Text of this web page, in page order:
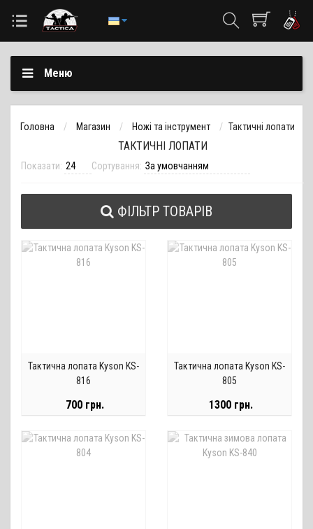
Меню
Головна Магазин Ножі та інструмент Тактичні лопати
ТАКТИЧНІ ЛОПАТИ
Показати: Сортування:
ФІЛЬТР ТОВАРІВ
Тактична лопата Kyson KS-
816
700 грн.
Тактична лопата Kyson KS-
805
1300 грн.